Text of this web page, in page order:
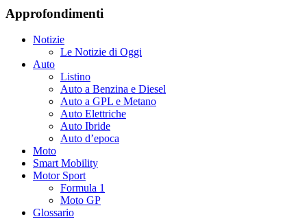
Approfondimenti
Notizie
Le Notizie di Oggi
Auto
Listino
Auto a Benzina e Diesel
Auto a GPL e Metano
Auto Elettriche
Auto Ibride
Auto d’epoca
Moto
Smart Mobility
Motor Sport
Formula 1
Moto GP
Glossario